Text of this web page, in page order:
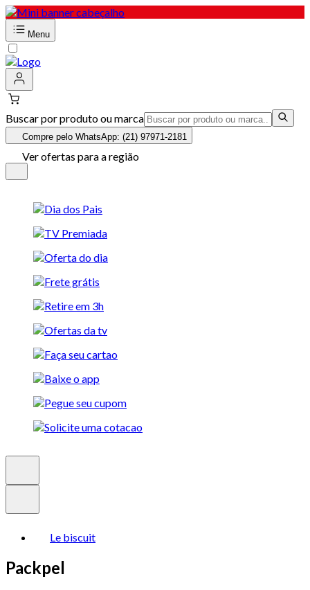
Menu
Buscar por produto ou marca
Compre pelo WhatsApp: (21) 97971-2181
Ver ofertas para a região
Le biscuit
Packpel